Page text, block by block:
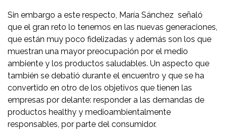
Sin embargo a este respecto, María Sánchez señaló
que el gran reto lo tenemos en las nuevas generaciones,
que están muy poco fidelizadas y además son los que
muestran una mayor preocupación por el medio
ambiente y los productos saludables. Un aspecto que
también se debatió durante el encuentro y que se ha
convertido en otro de los objetivos que tienen las
empresas por delante: responder a las demandas de
productos healthy y medioambientalmente
responsables, por parte del consumidor.